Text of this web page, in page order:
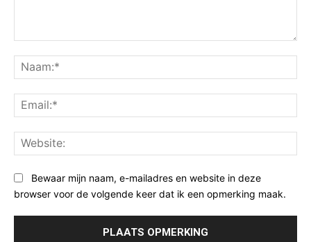
Bewaar mijn naam, e-mailadres en website in deze
browser voor de volgende keer dat ik een opmerking maak.